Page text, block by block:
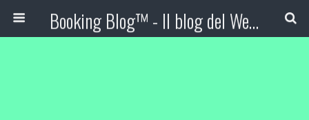
Booking Blog™ - Il blog del Web Marketing Turistico